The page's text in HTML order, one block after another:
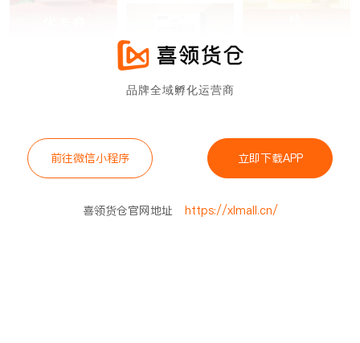
品牌全域孵化运营商
前往微信小程序 立即下载APP
喜领货仓官网地址 https://xlmall.cn/